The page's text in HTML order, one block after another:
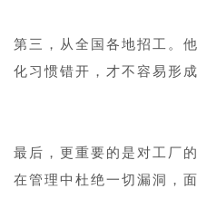
第三，从全国各地招工。
化习惯错开，才不容易形
最后，更重要的是对工厂
在管理中杜绝一切漏洞，